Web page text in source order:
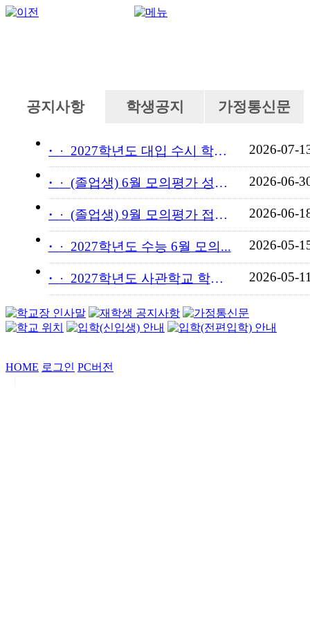
공지사항 학생공지 가정통신문
· 2027학년도 대입 수시 학교... 2026-07-
· (졸업생) 6월 모의평가 성적... 2026-06-
· (졸업생) 9월 모의평가 접수... 2026-06-
· 2027학년도 수능 6월 모의... 2026-05-
· 2027학년도 사관학교 학교장... 2026-05-
HOME 로그인 PC버전